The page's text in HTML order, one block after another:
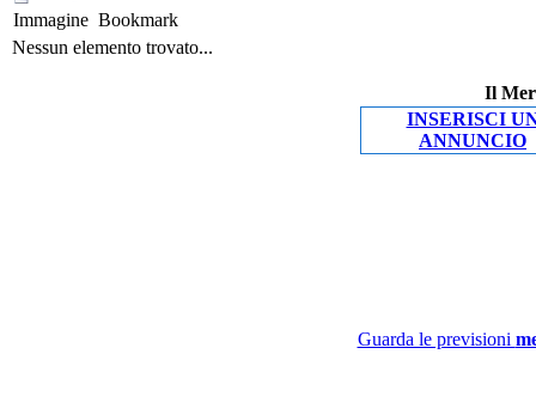
Immagine Bookmark
Nessun elemento trovato...
Il
INSERISCI
ANNUNCIO
Guarda le previsioni